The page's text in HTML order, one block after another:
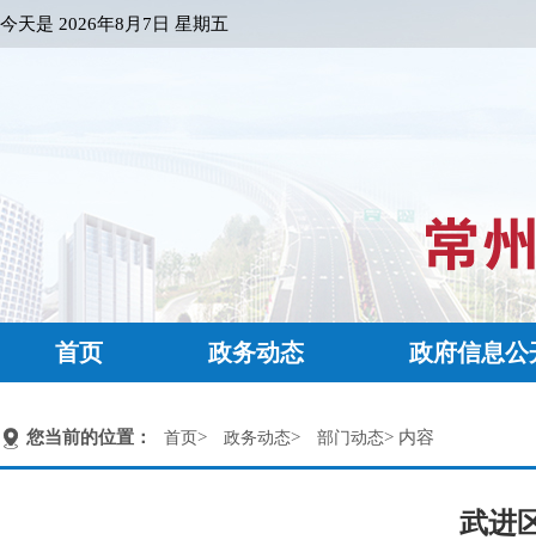
今天是 2026年8月7日 星期五
首页 政务动态 政府信息公
您当前的位置： 首页> 政务动态> 部门动态> 内容
武进